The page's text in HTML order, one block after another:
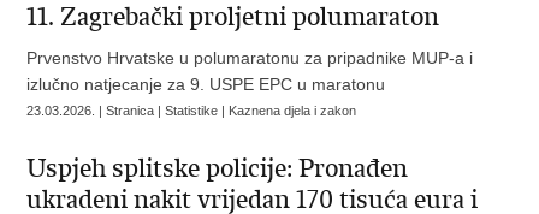
11. Zagrebački proljetni polumaraton
Prvenstvo Hrvatske u polumaratonu za pripadnike MUP-a i
izlučno natjecanje za 9. USPE EPC u maratonu
23.03.2026. | Stranica | Statistike | Kaznena djela i zakon
Uspjeh splitske policije: Pronađen
ukradeni nakit vrijedan 170 tisuća eura i